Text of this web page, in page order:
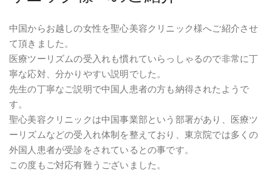
中国からお越しの女性を聖心美容クリニック様へご紹介させ
て頂きました。
医療ツーリズムの受入れも慣れていらっしゃるので非常に丁
寧な応対、分かりやすい説明でした。
先生の丁寧なご説明で中国人患者の方も納得されたようで
す。
聖心美容クリニックは中国事業部という部署があり、医療ツ
ーリズムなどの受入れ体制を整えており、東京院では多くの
外国人患者が受診をされているとの事です。
この度もご対応有難うございました。